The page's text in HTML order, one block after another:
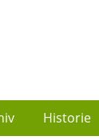
Historie